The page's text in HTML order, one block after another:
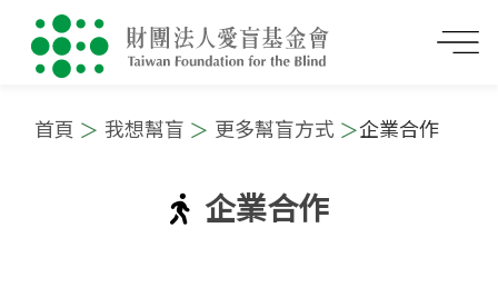
首頁 我想幫盲 更多幫盲方式 企業合作
企業合作